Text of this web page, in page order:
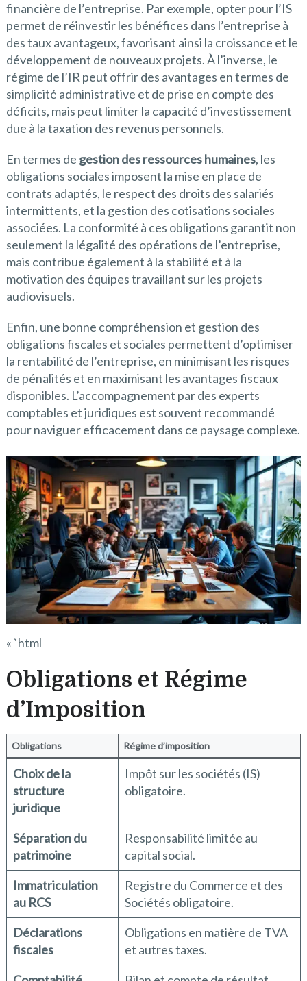
financière de l’entreprise. Par exemple, opter pour l’IS
permet de réinvestir les bénéfices dans l’entreprise à
des taux avantageux, favorisant ainsi la croissance et le
développement de nouveaux projets. À l’inverse, le
régime de l’IR peut offrir des avantages en termes de
simplicité administrative et de prise en compte des
déficits, mais peut limiter la capacité d’investissement
due à la taxation des revenus personnels.
En termes de gestion des ressources humaines, les
obligations sociales imposent la mise en place de
contrats adaptés, le respect des droits des salariés
intermittents, et la gestion des cotisations sociales
associées. La conformité à ces obligations garantit non
seulement la légalité des opérations de l’entreprise,
mais contribue également à la stabilité et à la
motivation des équipes travaillant sur les projets
audiovisuels.
Enfin, une bonne compréhension et gestion des
obligations fiscales et sociales permettent d’optimiser
la rentabilité de l’entreprise, en minimisant les risques
de pénalités et en maximisant les avantages fiscaux
disponibles. L’accompagnement par des experts
comptables et juridiques est souvent recommandé
pour naviguer efficacement dans ce paysage complexe.
« `html
Obligations et Régime
d’Imposition
Obligations Régime d’imposition
Choix de la
structure
juridique
Impôt sur les sociétés (IS)
obligatoire.
Séparation du
patrimoine
Responsabilité limitée au
capital social.
Immatriculation
au RCS
Registre du Commerce et des
Sociétés obligatoire.
Déclarations
fiscales
Obligations en matière de TVA
et autres taxes.